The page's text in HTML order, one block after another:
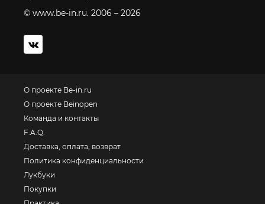
© www.be-in.ru. 2006 – 2026
О проекте Be-in.ru
О проекте Beinopen
Команда и контакты
F.A.Q.
Доставка, оплата, возврат
Политика конфиденциальности
Лукбуки
Покупки